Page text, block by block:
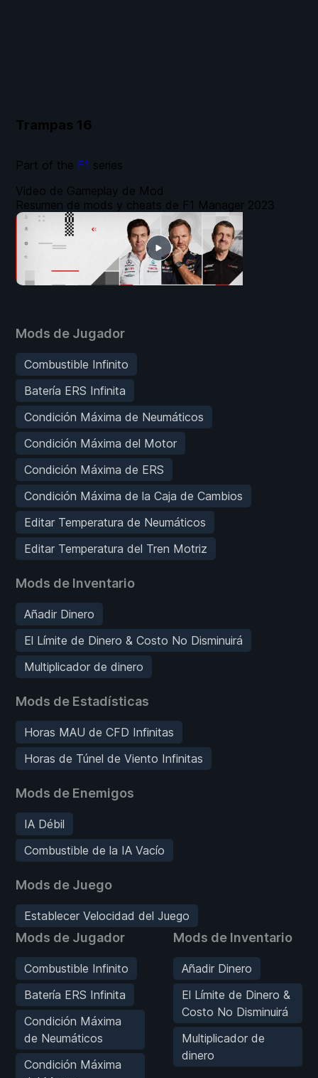
Trampas 16
Mods de Jugador
Combustible Infinito
Batería ERS Infinita
Condición Máxima de Neumáticos
Condición Máxima del Motor
Condición Máxima de ERS
Condición Máxima de la Caja de Cambios
Editar Temperatura de Neumáticos
Editar Temperatura del Tren Motriz
Mods de Inventario
Añadir Dinero
El Límite de Dinero & Costo No Disminuirá
Multiplicador de dinero
Mods de Estadísticas
Horas MAU de CFD Infinitas
Horas de Túnel de Viento Infinitas
Mods de Enemigos
IA Débil
Combustible de la IA Vacío
Mods de Juego
Establecer Velocidad del Juego
Mods de Jugador
Combustible Infinito
Batería ERS Infinita
Condición Máxima
de Neumáticos
Condición Máxima
Mods de Inventario
Añadir Dinero
El Límite de Dinero &
Costo No Disminuirá
Multiplicador de
dinero
Video de Gameplay de Mod
Resumen de mods y cheats de F1 Manager 2023
Part of the F1 series